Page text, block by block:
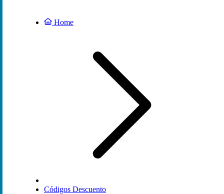
Home
Códigos Descuento